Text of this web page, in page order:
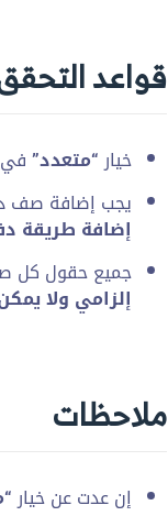
قواعد
خيار“متعدد”في
يجب إضافة صف
إضافة طريقة
جميع حقول كل
إلزامي ولا
ملاحظات
إن عدت عن خيار